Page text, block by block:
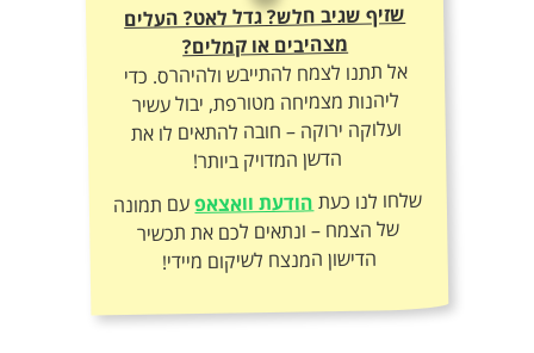
שזיף שגיב חלש? גדל לאט? העלים
מצהיבים או קמלים?
אל תתנו לצמח להתייבש ולהיהרס. כדי
ליהנות מצמיחה מטורפת, יבול עשיר
ועלוקה ירוקה – חובה להתאים לו את
הדשן המדויק ביותר!
שלחו לנו כעתהודעת וואצאפעם תמונה
של הצמח – ונתאים לכם את תכשיר
הדישון המנצח לשיקום מיידי!